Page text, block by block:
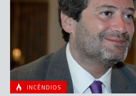
INCÊNDIOS